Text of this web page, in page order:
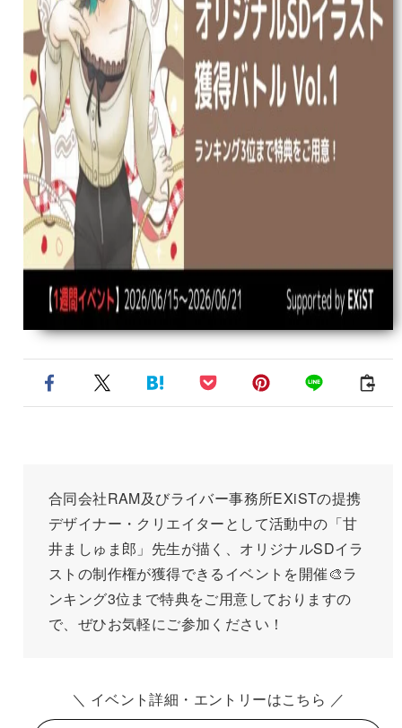
合同会社RAM及びライバー事務所EXiSTの提携
デザイナー・クリエイターとして活動中の「甘
井ましゅま郎」先生が描く、オリジナルSDイラ
ストの制作権が獲得できるイベントを開催🎨ラ
ンキング3位まで特典をご用意しておりますの
で、ぜひお気軽にご参加ください！
＼ イベント詳細・エントリーはこちら ／